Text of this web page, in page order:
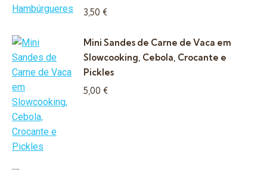
3,50 €
Mini Sandes de Carne de Vaca em
Slowcooking, Cebola, Crocante e
Pickles
5,00 €